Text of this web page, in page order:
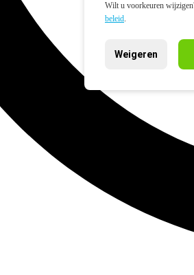
Wilt u voorkeuren
beleid.
Weigeren